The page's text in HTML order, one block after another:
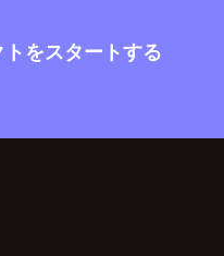
をスタートする